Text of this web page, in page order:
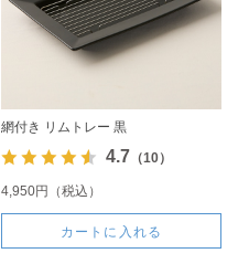
網付き リムトレー 黒
4.7 （10）
4,950円（税込）
カートに入れる